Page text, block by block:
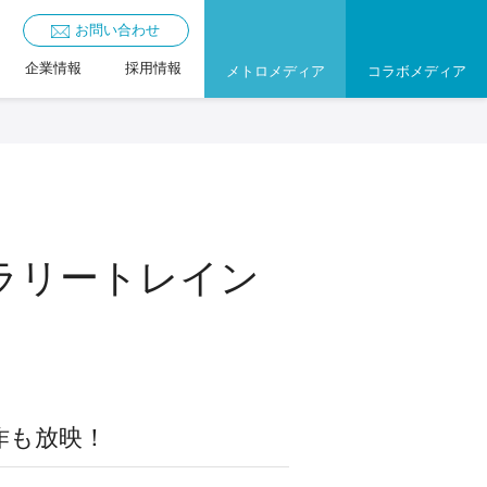
お問い合わせ
企業情報 採用情報 メトロメディア コラボメディア
リートレイン
放映！